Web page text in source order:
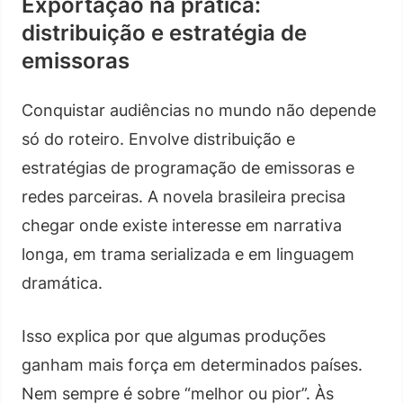
distribuição e estratégia de
emissoras
Conquistar audiências no mundo não depende
só do roteiro. Envolve distribuição e
estratégias de programação de emissoras e
redes parceiras. A novela brasileira precisa
chegar onde existe interesse em narrativa
longa, em trama serializada e em linguagem
dramática.
Isso explica por que algumas produções
ganham mais força em determinados países.
Nem sempre é sobre “melhor ou pior”. Às